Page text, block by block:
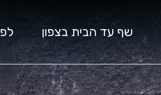
שף עד הבית בצפון